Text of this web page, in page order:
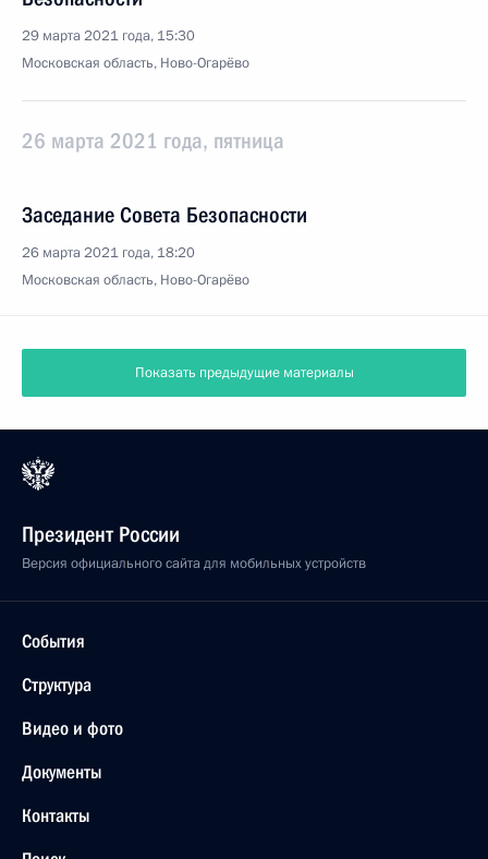
29 марта 2021 года, 15:30
Московская область, Ново-Огарёво
26 марта 2021 года, пятница
Заседание Совета Безопасности
26 марта 2021 года, 18:20
Московская область, Ново-Огарёво
Показать предыдущие материалы
Президент России
Версия официального сайта для мобильных устройств
События
Структура
Видео и фото
Документы
Контакты